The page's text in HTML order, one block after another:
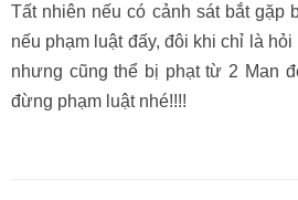
Tất nhiên nếu có cảnh sát bắt gặp
nếu phạm luật đấy, đôi khi chỉ là
nhưng cũng thể bị phạt từ 2 Man
đừng phạm luật nhé!!!!